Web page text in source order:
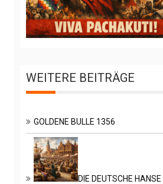
WEITERE BEITRÄGE
GOLDENE BULLE 1356
DIE DEUTSCHE